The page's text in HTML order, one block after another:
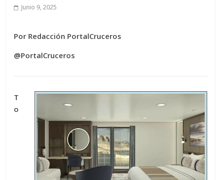
Junio 9, 2025
Por Redacción PortalCruceros
@PortalCruceros
T
o